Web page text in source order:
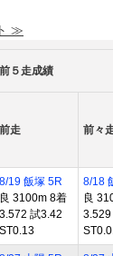
≫
前５走成績
前走 前々
8/19 飯塚 5R
良 3100m 8着
3.572 試3.42
ST0.13
8/18
良